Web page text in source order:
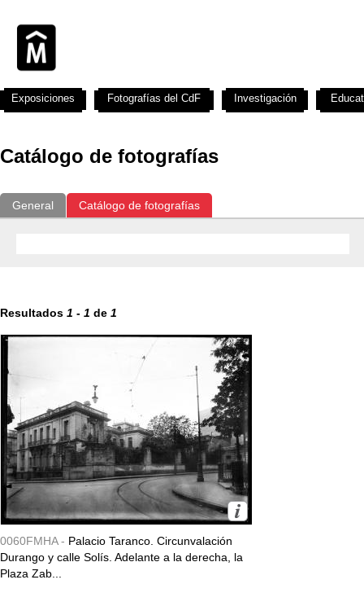
Catálogo de fotografías
General Catálogo de fotografías
Resultados 1 - 1 de 1
0060FMHA - Palacio Taranco. Circunvalación
Durango y calle Solís. Adelante a la derecha, la
Plaza Zab...
Exposiciones Fotografías del CdF Investigación